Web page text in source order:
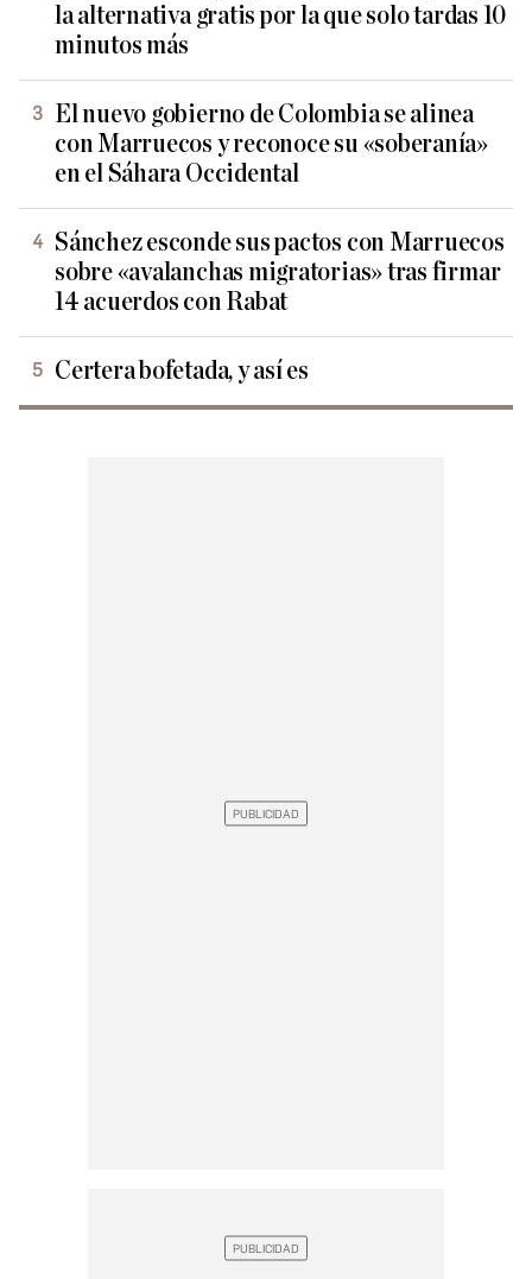
la alternativa gratis por la que solo tardas 10
minutos más
El nuevo gobierno de Colombia se alinea
con Marruecos y reconoce su «soberanía»
en el Sáhara Occidental
Sánchez esconde sus pactos con Marruecos
sobre «avalanchas migratorias» tras firmar
14 acuerdos con Rabat
Certera bofetada, y así es